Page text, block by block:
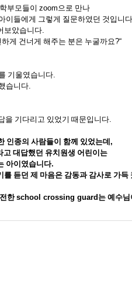
학부모들이 zoom으로 만나
이들에게 그렇게 질문하였던 것입니다
보았습니다.
게 건너게 해주는 분은 누굴까요?“
기울였습니다.
습니다.
을 기다리고 있었기 때문입니다.
인종의 사람들이 함께 있었는데 ,
고 대답했던 유치원생 어린이는
아이였습니다.
를 듣던 제 마음은 감동과 감사로 가득
한school crossing guard 는 예수